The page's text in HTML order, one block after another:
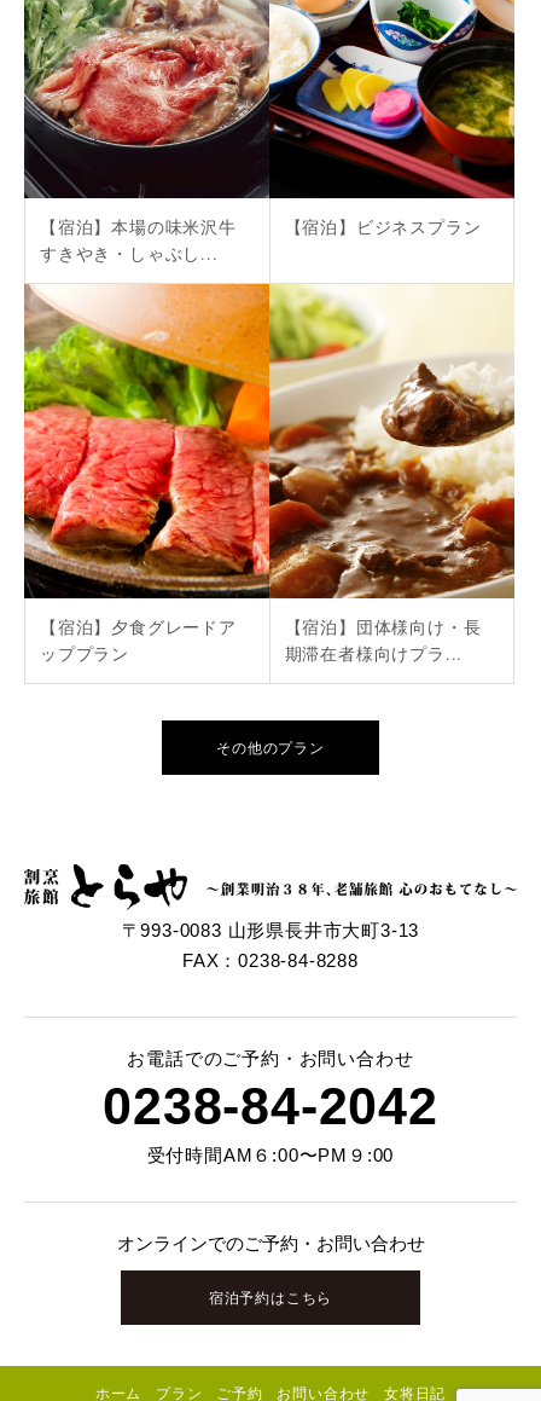
【宿泊】本場の味米沢牛
すきやき・しゃぶし...
【宿泊】ビジネスプラン
【宿泊】夕食グレードア
ッププラン
【宿泊】団体様向け・長
期滞在者様向けプラ...
その他のプラン
〒993-0083 山形県長井市大町3-13
FAX：0238-84-8288
お電話でのご予約・お問い合わせ
0238-84-2042
受付時間AM６:00〜PM９:00
オンラインでのご予約・お問い合わせ
宿泊予約はこちら
ホーム プラン ご予約 お問い合わせ 女将日記